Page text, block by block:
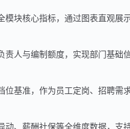
块核心指标，通过图表直观展
人与编制额度，实现部门基础
基准，作为员工定岗、招聘需
、薪酬社保等全维度数据，支